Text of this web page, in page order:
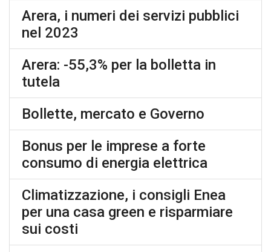
Arera, i numeri dei servizi pubblici
nel 2023
Arera: -55,3% per la bolletta in
tutela
Bollette, mercato e Governo
Bonus per le imprese a forte
consumo di energia elettrica
Climatizzazione, i consigli Enea
per una casa green e risparmiare
sui costi